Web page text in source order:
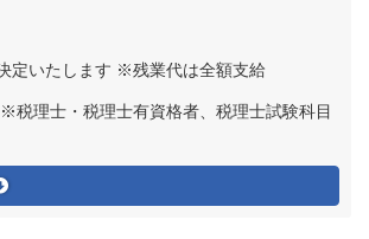
定いたします ※残業代は全額支給
税理士・税理士有資格者、税理士試験科目